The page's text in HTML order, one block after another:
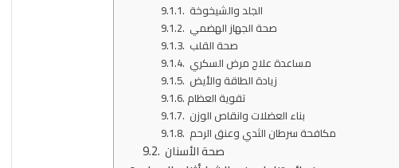
الجلد والشيخوخة
صحة الجهاز الهضمي
صحة القلب
مساعدة علاج مرض السكري
زيادة الطاقة والأيض
تقوية العظام
بناء العضلات وانقاص الوزن
مكافحة سرطان الثدي وعنق الرحم
صحة الأسنان